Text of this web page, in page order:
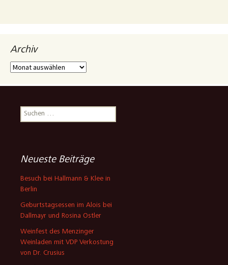
Archiv
Archiv
Suchen
nach:
Neueste Beiträge
Besuch bei Hallmann & Klee in
Berlin
Geburtstagsessen im Alois bei
Dallmayr und Rosina Ostler
Weinfest des Menzinger
Weinladen mit VDP Verkostung
von Dr. Crusius